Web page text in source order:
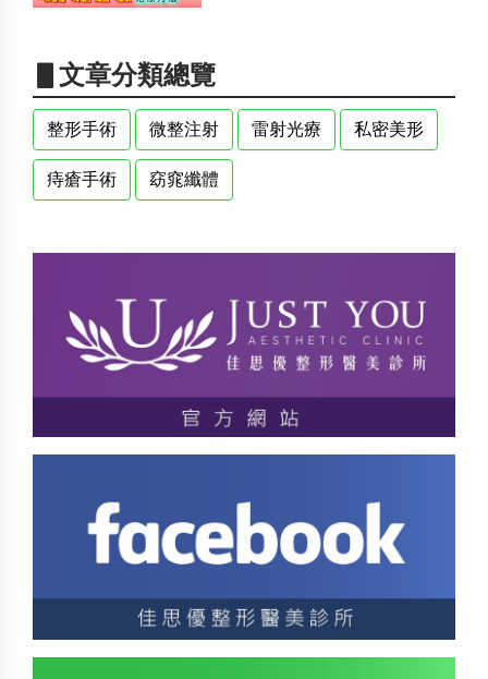
▋文章分類總覽
整形手術 微整注射 雷射光療 私密美形
痔瘡手術 窈窕纖體